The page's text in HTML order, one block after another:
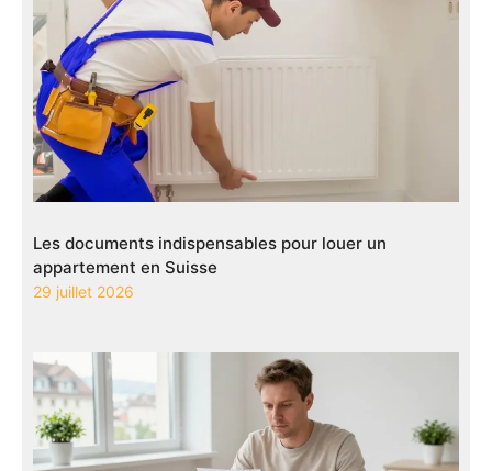
Les documents indispensables pour louer un
appartement en Suisse
29 juillet 2026